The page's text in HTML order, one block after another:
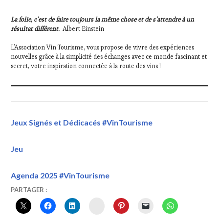
La folie, c’est de faire toujours la même chose et de s’attendre à un
résultat différent. Albert Einstein
L’Association Vin Tourisme, vous propose de vivre des expériences
nouvelles grâce à la simplicité des échanges avec ce monde fascinant et
secret, votre inspiration connectée à la route des vins !
Jeux Signés et Dédicacés #VinTourisme
Jeu
Agenda 2025 #VinTourisme
20
FÉVRIER
2026
VINTOURISME
#CULTURE
#GASTRONOMIE,
#PATRIMOINE
PARTAGER :
INSTAGRAM